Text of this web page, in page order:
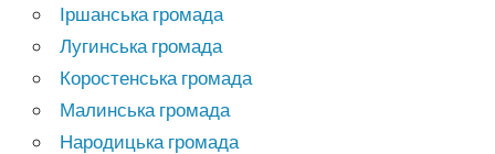
Іршанська громада
Лугинська громада
Коростенська громада
Малинська громада
Народицька громада